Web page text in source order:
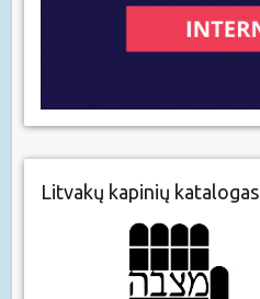
Litvakų kapinių katalogas